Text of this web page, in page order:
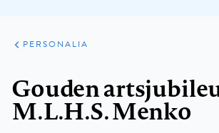
ARTIKELEN
VARIA
PERSONALIA
Gouden
M.L.H.S. Menko